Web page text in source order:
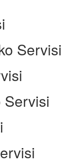
Servisi
Servisi